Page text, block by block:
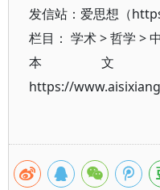
发信站：爱思想（
栏目： 学术>哲学 >
本文
https://